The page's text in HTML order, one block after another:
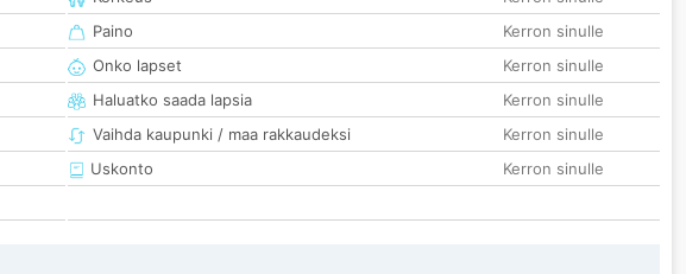
Paino
Kerron sinulle
Onko lapset
Kerron sinulle
Haluatko saada lapsia
Kerron sinulle
Vaihda kaupunki / maa rakkaudeksi
Kerron sinulle
Uskonto
Kerron sinulle